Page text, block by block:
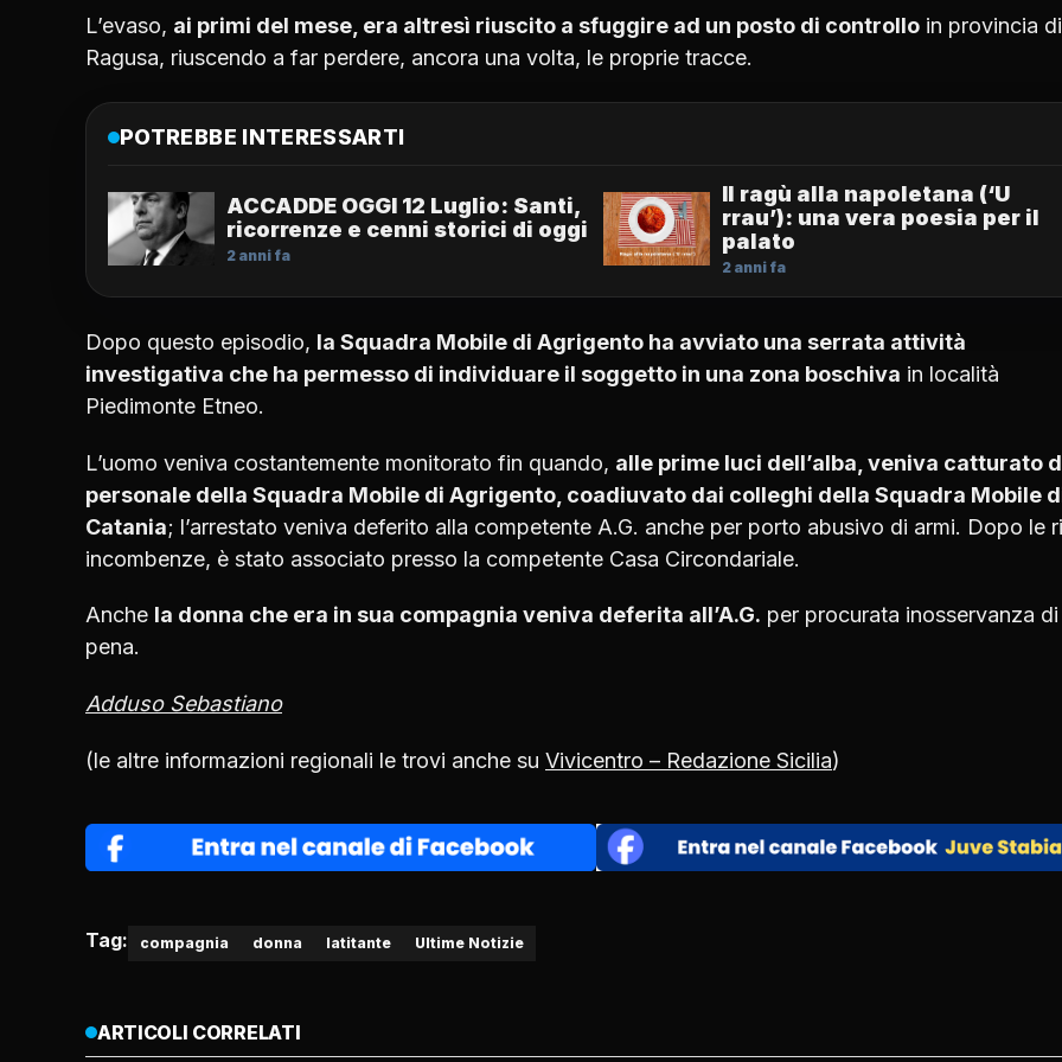
L’evaso, ai primi del mese, era altresì riuscito a sfuggire ad un posto di controllo in provincia di
Ragusa, riuscendo a far perdere, ancora una volta, le proprie tracce.
POTREBBE INTERESSARTI
ACCADDE OGGI 12 Luglio: Santi,
ricorrenze e cenni storici di oggi
2 anni fa
Il ragù alla napoletana (‘U
rrau’): una vera poesia per il
palato
2 anni fa
Dopo questo episodio, la Squadra Mobile di Agrigento ha avviato una serrata attività
investigativa che ha permesso di individuare il soggetto in una zona boschiva in località
Piedimonte Etneo.
L’uomo veniva costantemente monitorato fin quando, alle prime luci dell’alba, veniva catturato
personale della Squadra Mobile di Agrigento, coadiuvato dai colleghi della Squadra Mobile
Catania; l’arrestato veniva deferito alla competente A.G. anche per porto abusivo di armi. Dopo le
incombenze, è stato associato presso la competente Casa Circondariale.
Anche la donna che era in sua compagnia veniva deferita all’A.G. per procurata inosservanza di
pena.
Adduso Sebastiano
(le altre informazioni regionali le trovi anche su Vivicentro – Redazione Sicilia)
Tag: compagnia donna latitante Ultime Notizie
ARTICOLI CORRELATI